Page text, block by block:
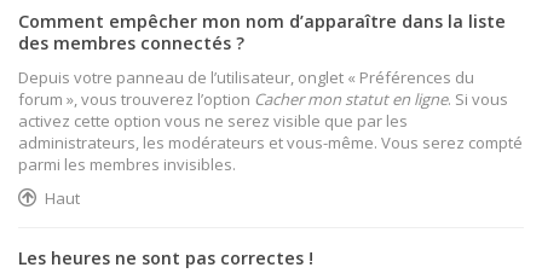
Comment empêcher mon nom d’apparaître dans la liste
des membres connectés ?
Depuis votre panneau de l’utilisateur, onglet « Préférences du
forum », vous trouverez l’option Cacher mon statut en ligne. Si vous
activez cette option vous ne serez visible que par les
administrateurs, les modérateurs et vous-même. Vous serez compté
parmi les membres invisibles.
Haut
Les heures ne sont pas correctes !